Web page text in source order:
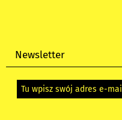
Newsletter